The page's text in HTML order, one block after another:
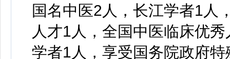
国名中医2人，长江学者1人
人才1人，全国中医临床优
学者1人，享受国务院政府